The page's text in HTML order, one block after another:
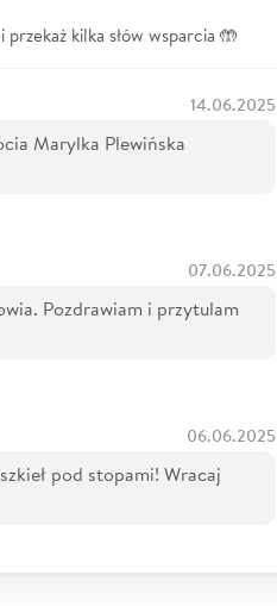
przekaż kilka słów wsparcia 🤲
14.06.2025
Marylka Plewińska
07.06.2025
Pozdrawiam i przytulam
06.06.2025
pod stopami! Wracaj